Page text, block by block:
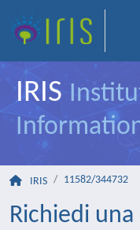
IRIS
IRIS 11582/344732
Richiedi